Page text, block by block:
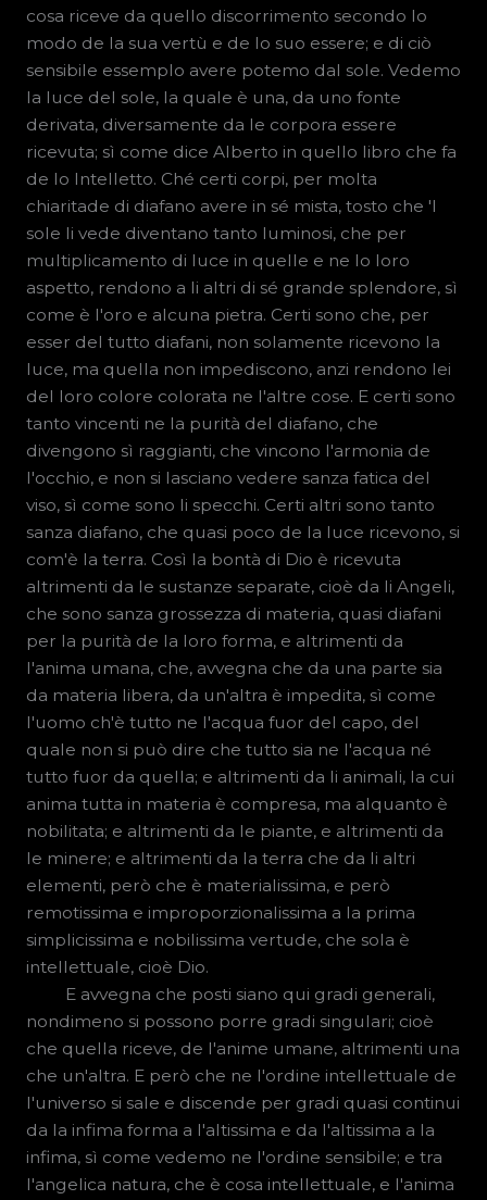
cosa riceve da quello discorrimento secondo lo
modo de la sua vertù e de lo suo essere; e di ciò
sensibile essemplo avere potemo dal sole. Vedemo
la luce del sole, la quale è una, da uno fonte
derivata, diversamente da le corpora essere
ricevuta; sì come dice Alberto in quello libro che fa
de lo Intelletto. Ché certi corpi, per molta
chiaritade di diafano avere in sé mista, tosto che 'l
sole li vede diventano tanto luminosi, che per
multiplicamento di luce in quelle e ne lo loro
aspetto, rendono a li altri di sé grande splendore, sì
come è l'oro e alcuna pietra. Certi sono che, per
esser del tutto diafani, non solamente ricevono la
luce, ma quella non impediscono, anzi rendono lei
del loro colore colorata ne l'altre cose. E certi sono
tanto vincenti ne la purità del diafano, che
divengono sì raggianti, che vincono l'armonia de
l'occhio, e non si lasciano vedere sanza fatica del
viso, sì come sono li specchi. Certi altri sono tanto
sanza diafano, che quasi poco de la luce ricevono, si
com'è la terra. Così la bontà di Dio è ricevuta
altrimenti da le sustanze separate, cioè da li Angeli,
che sono sanza grossezza di materia, quasi diafani
per la purità de la loro forma, e altrimenti da
l'anima umana, che, avvegna che da una parte sia
da materia libera, da un'altra è impedita, sì come
l'uomo ch'è tutto ne l'acqua fuor del capo, del
quale non si può dire che tutto sia ne l'acqua né
tutto fuor da quella; e altrimenti da li animali, la cui
anima tutta in materia è compresa, ma alquanto è
nobilitata; e altrimenti da le piante, e altrimenti da
le minere; e altrimenti da la terra che da li altri
elementi, però che è materialissima, e però
remotissima e improporzionalissima a la prima
simplicissima e nobilissima vertude, che sola è
intellettuale, cioè Dio.
E avvegna che posti siano qui gradi generali,
nondimeno si possono porre gradi singulari; cioè
che quella riceve, de l'anime umane, altrimenti una
che un'altra. E però che ne l'ordine intellettuale de
l'universo si sale e discende per gradi quasi continui
da la infima forma a l'altissima e da l'altissima a la
infima, sì come vedemo ne l'ordine sensibile; e tra
l'angelica natura, che è cosa intellettuale, e l'anima